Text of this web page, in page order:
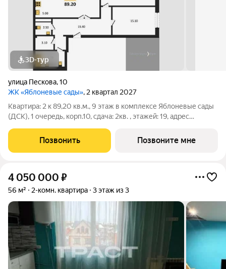
3D-тур
улица Пескова,10
ЖК «Яблоневые сады», 2 квартал 2027
Квартира: 2 к 89,20 кв.м., 9 этаж в комплексе Яблоневые сады
(ДСК), 1 очередь, корп.10, сдача: 2кв. , этажей: 19, адрес
Позвонить Позвоните мне
4 050 000 ₽
56 м² 2-комн. квартира 3 этаж из 3